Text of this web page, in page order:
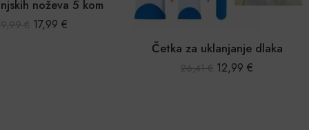
noževa 5 kom
€ 17,99 €
Četka za uklanjanje dlaka
26,41€ 12,99 €